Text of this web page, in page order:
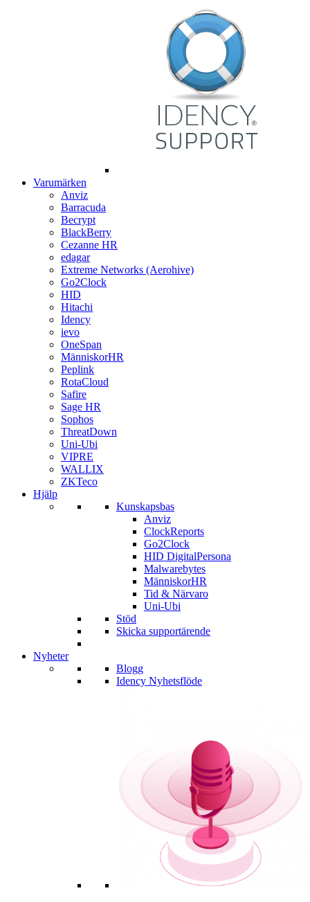
Varumärken
Anviz
Barracuda
Becrypt
BlackBerry
Cezanne HR
edagar
Extreme Networks (Aerohive)
Go2Clock
HID
Hitachi
Idency
ievo
OneSpan
MänniskorHR
Peplink
RotaCloud
Safire
Sage HR
Sophos
ThreatDown
Uni-Ubi
VIPRE
WALLIX
ZKTeco
Hjälp
Kunskapsbas
Anviz
ClockReports
Go2Clock
HID DigitalPersona
Malwarebytes
MänniskorHR
Tid & Närvaro
Uni-Ubi
Stöd
Skicka supportärende
Nyheter
Blogg
Idency Nyhetsflöde